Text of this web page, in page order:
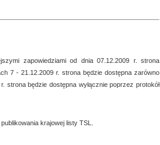
zapowiedziami od dnia 07.12.2009 r. strona
7 - 21.12.2009 r. strona będzie dostępna zarówno
strona będzie dostępna wyłącznie poprzez protokół
krajowej listy TSL.